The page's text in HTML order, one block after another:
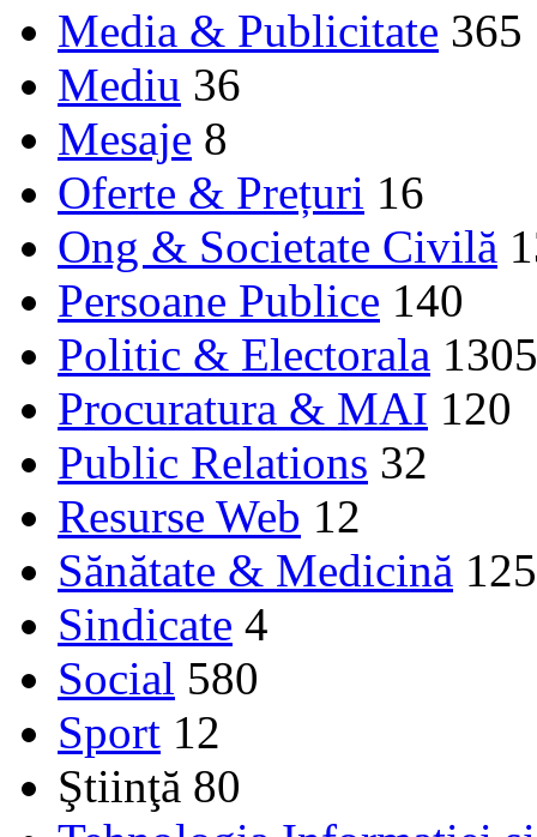
Media & Publicitate 365
Mediu 36
Mesaje 8
Oferte & Prețuri 16
Ong & Societate Civilă
Persoane Publice 140
Politic & Electorala 1305
Procuratura & MAI 120
Public Relations 32
Resurse Web 12
Sănătate & Medicină 125
Sindicate 4
Social 580
Sport 12
Ştiinţă 80